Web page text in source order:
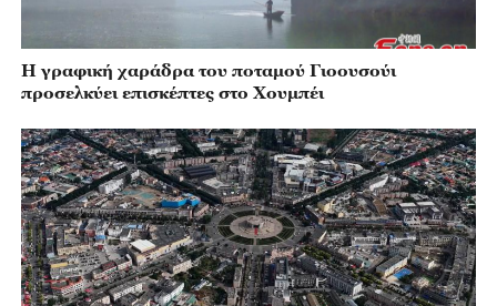
Η γραφική χαράδρα του ποταμού Γιοουσούι
προσελκύει επισκέπτες στο Χουμπέι